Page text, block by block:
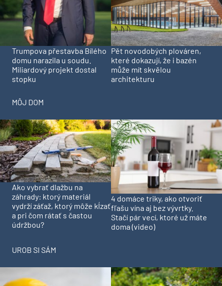
Trumpova přestavba Bílého
domu narazila u soudu.
Miliardový projekt dostal
stopku
Pět novodobých plováren,
které dokazují, že i bazén
může mít skvělou
architekturu
MÔJ DOM
Ako vybrať dlažbu na
záhrady: ktorý materiál
vydrží záťaž, ktorý môže kĺzať
a pri čom rátať s častou
údržbou?
4 domáce triky, ako otvoriť
fľašu vína aj bez vývrtky.
Stačí pár vecí, ktoré už máte
doma (video)
UROB SI SÁM